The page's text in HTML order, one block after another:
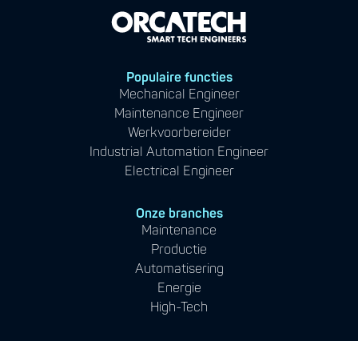
Populaire functies
Mechanical Engineer
Maintenance Engineer
Werkvoorbereider
Industrial Automation Engineer
Electrical Engineer
Onze branches
Maintenance
Productie
Automatisering
Energie
High-Tech